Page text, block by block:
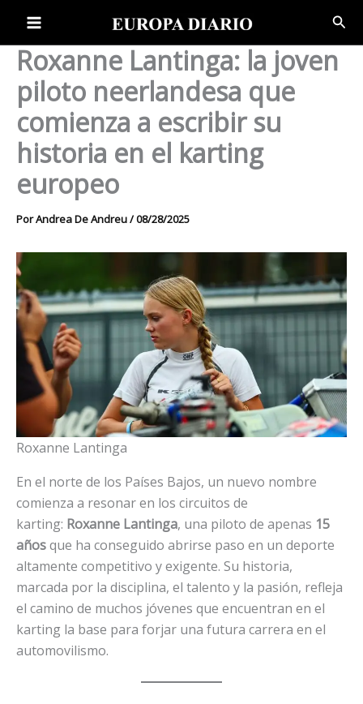
contenido
Roxanne Lantinga: la joven
piloto neerlandesa que
comienza a escribir su
historia en el karting
europeo
PorAndrea De Andreu/08/28/2025
Roxanne Lantinga
En el norte de los Países Bajos, un nuevo nombre
comienza a resonar en los circuitos de
karting: Roxanne Lantinga, una piloto de apenas 15
añosque ha conseguido abrirse paso en un deporte
altamente competitivo y exigente. Su historia,
marcada por la disciplina, el talento y la pasión, refleja
el camino de muchos jóvenes que encuentran en el
karting la base para forjar una futura carrera en el
automovilismo.